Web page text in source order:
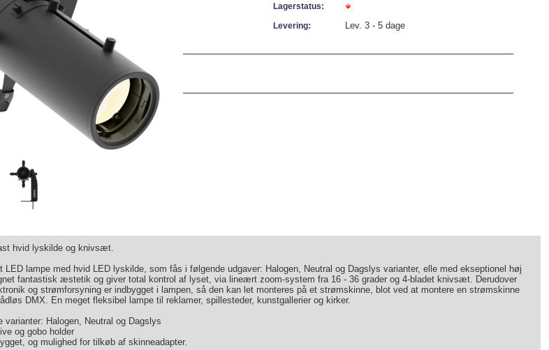
Lagerstatus:
Levering:
Lev. 3 - 5 dage
hvid lyskilde og knivsæt.
LED lampe med hvid LED lyskilde, som fås i følgende udgaver: Halogen, Neutral og Dagslys varianter, elle med ekseptionel høj
fantastisk æstetik og giver total kontrol af lyset, via lineært zoom-system fra 16 - 36 grader og 4-bladet knivsæt. Derudover
og strømforsyning er indbygget i lampen, så den kan let monteres på et strømskinne, blot ved at montere en strømskinne
DMX. En meget fleksibel lampe til reklamer, spillesteder, kunstgallerier og kirker.
Halogen, Neutral og Dagslys
og gobo holder
og mulighed for tilkøb af skinneadapter.